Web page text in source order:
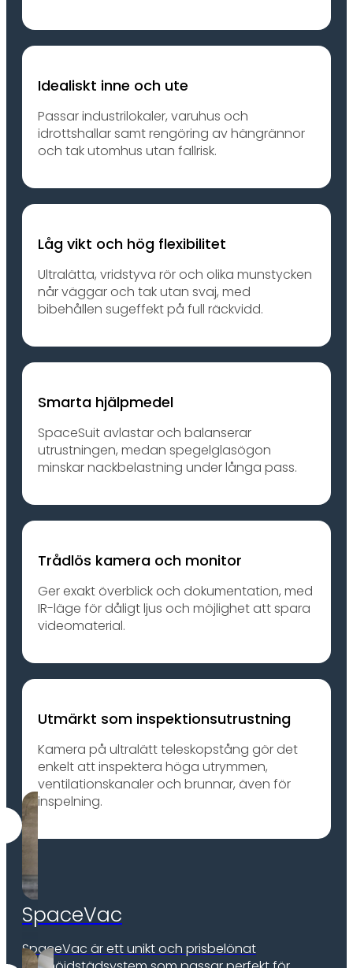
Idealiskt inne och ute
Passar industrilokaler, varuhus och
idrottshallar samt rengöring av hängrännor
och tak utomhus utan fallrisk.
Låg vikt och hög flexibilitet
Ultralätta, vridstyva rör och olika munstycken
når väggar och tak utan svaj, med
bibehållen sugeffekt på full räckvidd.
Smarta hjälpmedel
SpaceSuit avlastar och balanserar
utrustningen, medan spegelglasögon
minskar nackbelastning under långa pass.
Trådlös kamera och monitor
Ger exakt överblick och dokumentation, med
IR-läge för dåligt ljus och möjlighet att spara
videomaterial.
Utmärkt som inspektionsutrustning
Kamera på ultralätt teleskopstång gör det
enkelt att inspektera höga utrymmen,
ventilationskanaler och brunnar, även för
inspelning.
SpaceVac
SpaceVac är ett unikt och prisbelönat